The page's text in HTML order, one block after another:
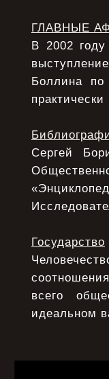
ГЛАВНЫЕ
В 2002 году
Боллина
практически
Сергей
Государство
всего
идеальном